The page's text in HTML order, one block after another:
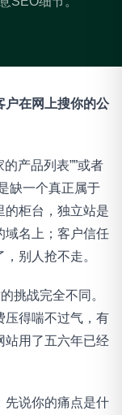
户在网上搜你的公
产品列表””或者
缺一个真正属于
的柜台，独立站是
域名上；客户信任
别人抢不走。
挑战完全不同。
压得喘不过气，有
站用了五六年已经
先说你的痛点是什